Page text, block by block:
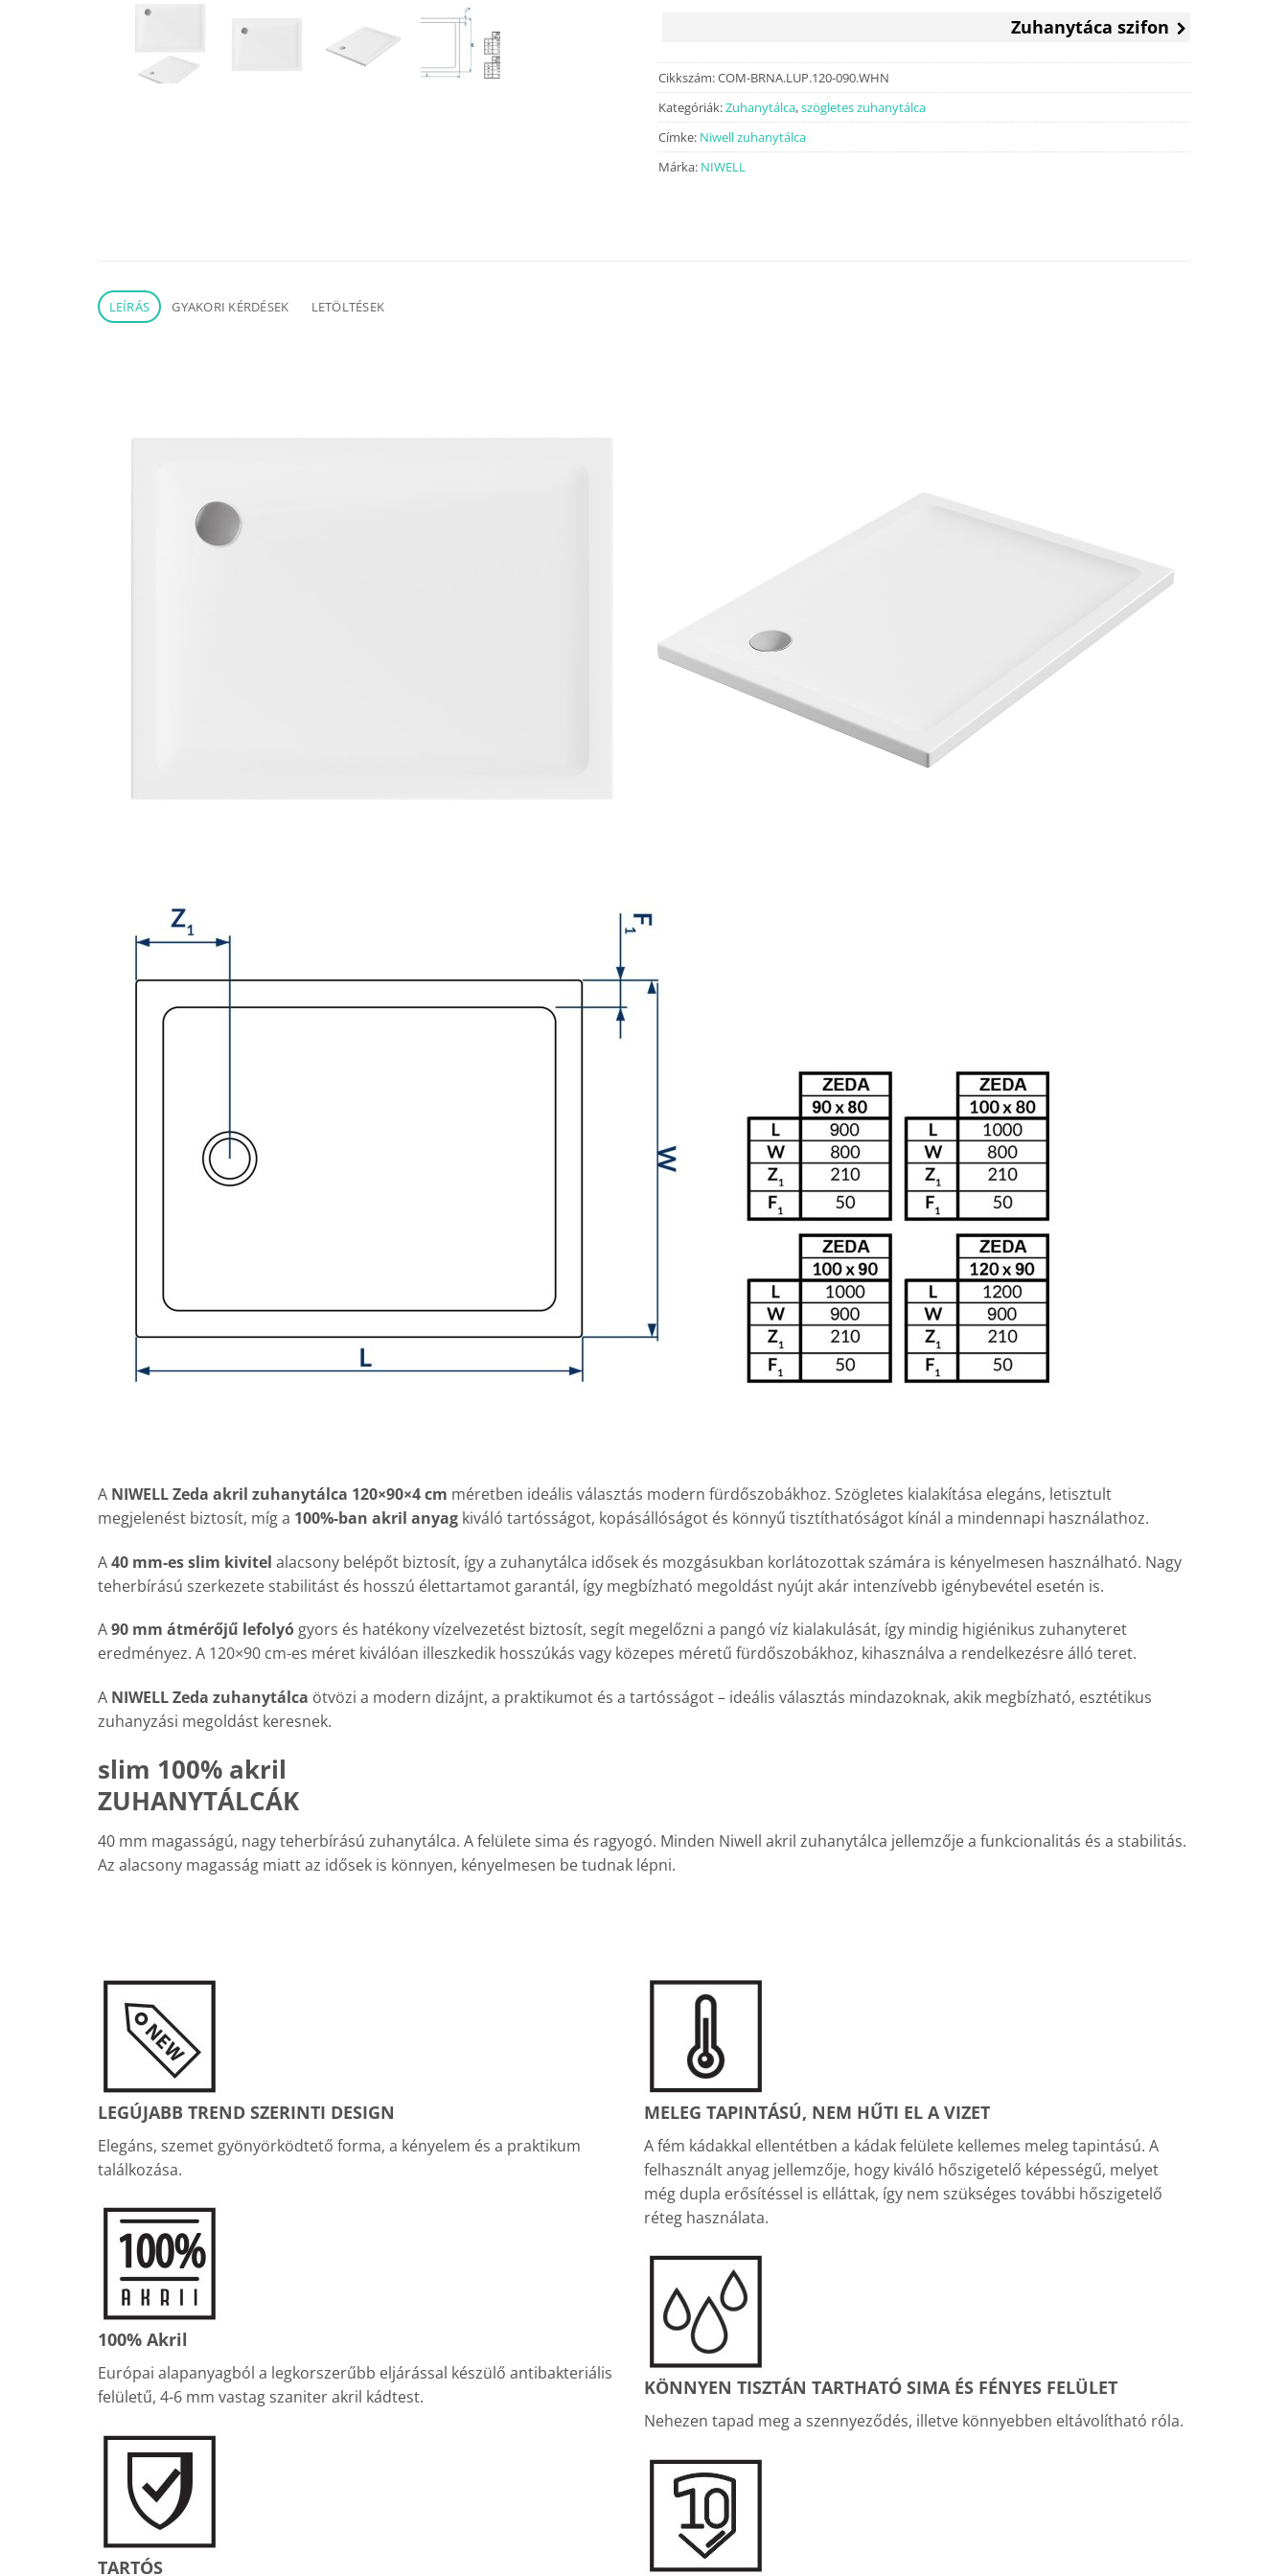
Zuhanytáca szifon
Cikkszám:COM-BRNA.LUP.120-090.WHN
Kategóriák:Zuhanytálca,szögletes zuhanytálca
Címke: Niwell zuhanytálca
Márka: NIWELL
LEÍRÁS GYAKORI KÉRDÉSEK LETÖLTÉSEK
A NIWELL Zeda akril zuhanytálca 120×90×4 cm méretben ideális választás modern fürdőszobákhoz. Szögletes kialakítása elegáns, letisztult
megjelenést biztosít, míg a 100%-ban akril anyag kiváló tartósságot, kopásállóságot és könnyű tisztíthatóságot kínál a mindennapi használathoz.
A40 mm-es slim kivitel alacsony belépőt biztosít, így a zuhanytálca idősek és mozgásukban korlátozottak számára is kényelmesen használható. Nagy
teherbírású szerkezete stabilitást és hosszú élettartamot garantál, így megbízható megoldást nyújt akár intenzívebb igénybevétel esetén is.
A90 mm átmérőjű lefolyó gyors és hatékony vízelvezetést biztosít, segít megelőzni a pangó víz kialakulását, így mindig higiénikus zuhanyteret
eredményez. A 120×90 cm-es méret kiválóan illeszkedik hosszúkás vagy közepes méretű fürdőszobákhoz, kihasználva a rendelkezésre álló teret.
A NIWELL Zeda zuhanytálca ötvözi a modern dizájnt, a praktikumot és a tartósságot – ideális választás mindazoknak, akik megbízható, esztétikus
zuhanyzási megoldást keresnek.
slim 100% akril
ZUHANYTÁLCÁK
40 mm magasságú, nagy teherbírású zuhanytálca. A felülete sima és ragyogó. Minden Niwell akril zuhanytálca jellemzője a funkcionalitás és a stabilitás.
Az alacsony magasság miatt az idősek is könnyen, kényelmesen be tudnak lépni.
LEGÚJABB TREND SZERINTI DESIGN
Elegáns, szemet gyönyörködtető forma, a kényelem és a praktikum
találkozása.
100% Akril
Európai alapanyagból a legkorszerűbb eljárással készülő antibakteriális
felületű, 4-6 mm vastag szaniter akril kádtest.
TARTÓS
MELEG TAPINTÁSÚ, NEM HŰTI EL A VIZET
A fém kádakkal ellentétben a kádak felülete kellemes meleg tapintású. A
felhasznált anyag jellemzője, hogy kiváló hőszigetelő képességű, melyet
még dupla erősítéssel is elláttak, így nem szükséges további hőszigetelő
réteg használata.
KÖNNYEN TISZTÁN TARTHATÓ SIMA ÉS FÉNYES FELÜLET
Nehezen tapad meg a szennyeződés, illetve könnyebben eltávolítható róla.